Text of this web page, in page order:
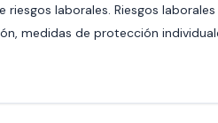
riesgos laborales. Riesgos
medidas de protección